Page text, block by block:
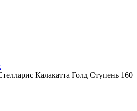
Калакатта Голд Ступень 160